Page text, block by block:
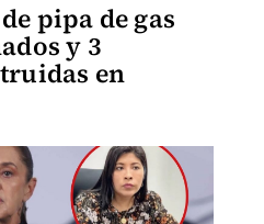
pipa de gas
y 3
en